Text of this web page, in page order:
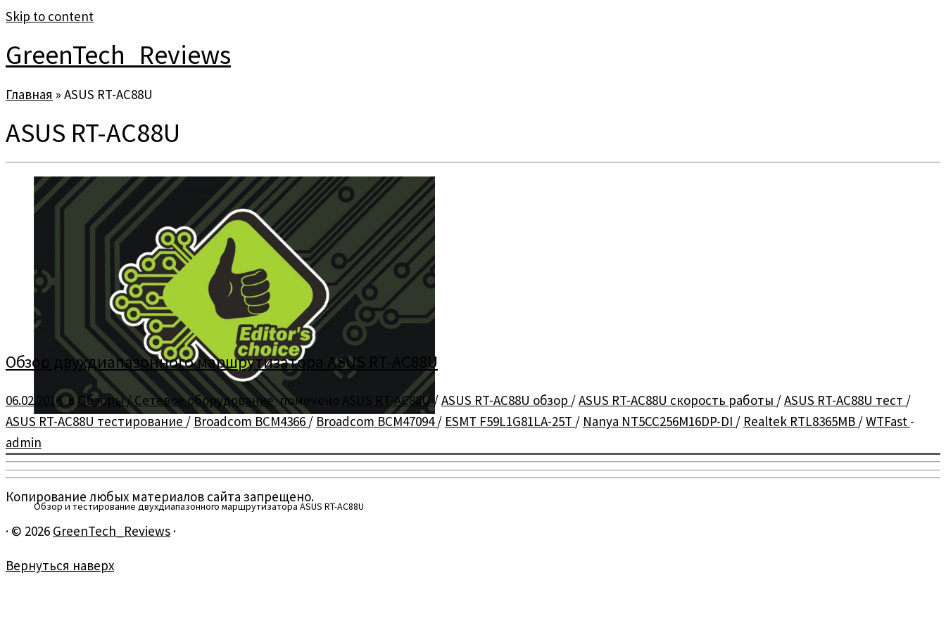
Skip to content
GreenTech_Reviews
Главная » ASUS RT-AC88U
ASUS RT-AC88U
Обзор и тестирование двухдиапазонного маршрутизатора ASUS RT-AC88U
Обзор двухдиапазонного маршрутизатора ASUS RT-AC88U
06.02.2016вОбзоры/Сетевое оборудованиепомечено ASUS RT-AC88U/ASUS RT-AC88U обзор /ASUS RT-AC88U скорость работы /ASUS RT-AC88U тест /
ASUS RT-AC88U тестирование / Broadcom BCM4366 / Broadcom BCM47094/ ESMT F59L1G81LA-25T / Nanya NT5CC256M16DP-DI / Realtek RTL8365MB /WTFast -
admin
Копирование любых материалов сайта запрещено.
· © 2026 GreenTech_Reviews ·
Вернуться наверх